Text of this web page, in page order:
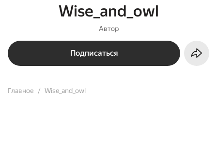
Wise_and_owl
Автор
Подписаться
Главное Wise_and_owl